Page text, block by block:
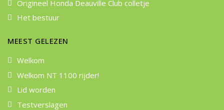
Origineel Honda Deauville Club colletje
Het bestuur
MEEST GELEZEN
Welkom
Welkom NT 1100 rijder!
Lid worden
Testverslagen